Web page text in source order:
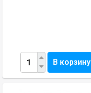
В корзину